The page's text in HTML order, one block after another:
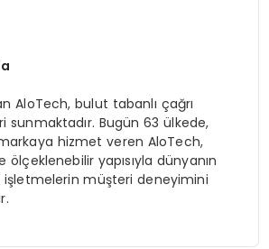
AloTech, bulut tabanlı çağrı
sunmaktadır. Bugün 63 ülkede,
hizmet veren AloTech,
ölçeklenebilir yapısıyla dünyanın
işletmelerin müşteri deneyimini